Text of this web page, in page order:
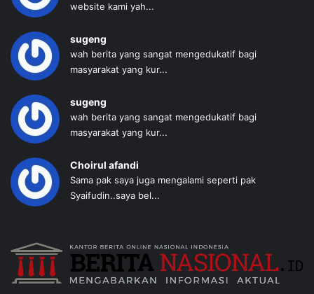
website kami yah...
sugeng
wah berita yang sangat mengedukatif bagi
masyarakat yang kur...
sugeng
wah berita yang sangat mengedukatif bagi
masyarakat yang kur...
Choirul afandi
Sama pak saya juga mengalami seperti pak
Syaifudin..saya bel...